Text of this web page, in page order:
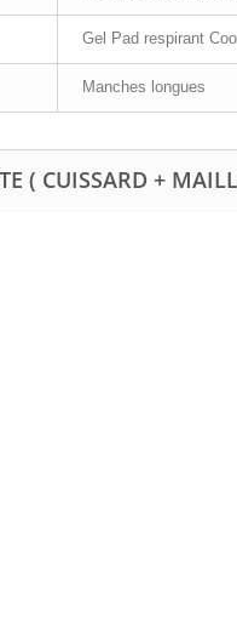
Gel Pad respirant
Manches longues
( CUISSARD +